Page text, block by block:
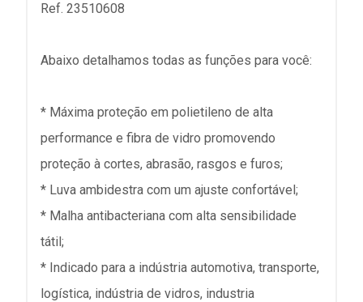
Ref. 23510608
Abaixo detalhamos todas as funções para você:
* Máxima proteção em polietileno de alta
performance e fibra de vidro promovendo
proteção à cortes, abrasão, rasgos e furos;
* Luva ambidestra com um ajuste confortável;
* Malha antibacteriana com alta sensibilidade
tátil;
* Indicado para a indústria automotiva, transporte,
logística, indústria de vidros, industria